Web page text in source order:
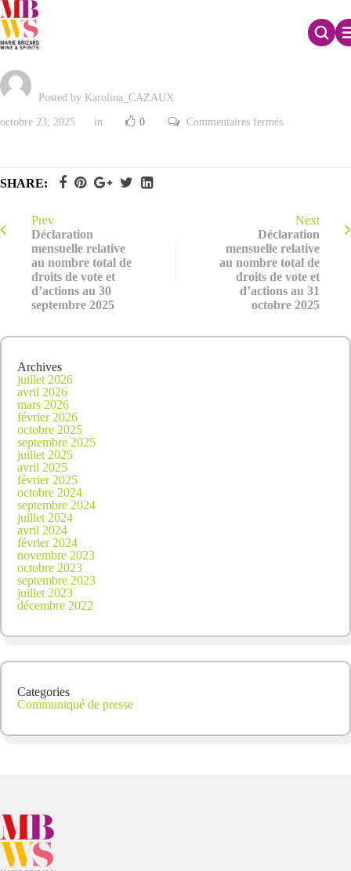
Chiffre d’affaires du 3ème trimestre 2025
Posted by Karolina_CAZAUX
octobre 23, 2025 in 0 Commentaires ferméssur
SHARE:
Prev
Déclaration
mensuelle relative
au nombre total de
droits de vote et
d’actions au 30
septembre 2025
Next
Déclaration
mensuelle relative
au nombre total de
droits de vote et
d’actions au 31
octobre 2025
Archives
juillet 2026
avril 2026
mars 2026
février 2026
octobre 2025
septembre 2025
juillet 2025
avril 2025
février 2025
octobre 2024
septembre 2024
juillet 2024
avril 2024
février 2024
novembre 2023
octobre 2023
septembre 2023
juillet 2023
décembre 2022
Categories
Communiqué de presse